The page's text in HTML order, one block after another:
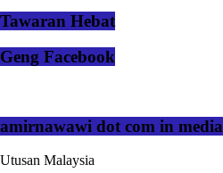
Tawaran Hebat
Geng Facebook
amirnawawi dot com in media
Utusan Malaysia